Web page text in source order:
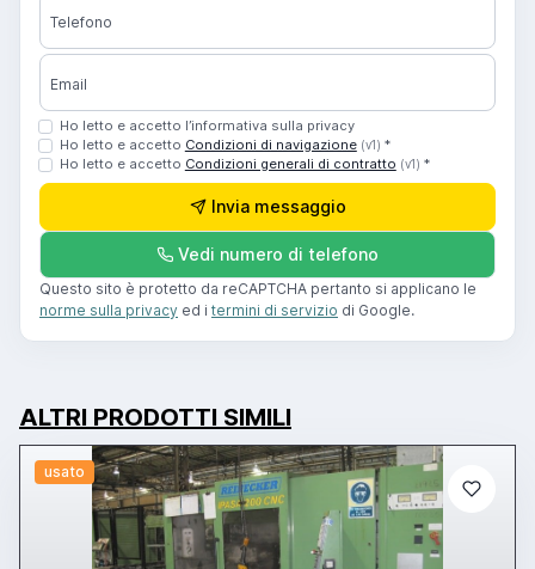
Telefono
Email
Ho letto e accetto l’informativa sulla privacy
Ho letto e accetto Condizioni di navigazione (v1) *
Ho letto e accetto Condizioni generali di contratto (v1) *
Invia messaggio
Vedi numero di telefono
Questo sito è protetto da reCAPTCHA pertanto si applicano le
norme sulla privacy ed i termini di servizio di Google.
ALTRI PRODOTTI SIMILI
usato